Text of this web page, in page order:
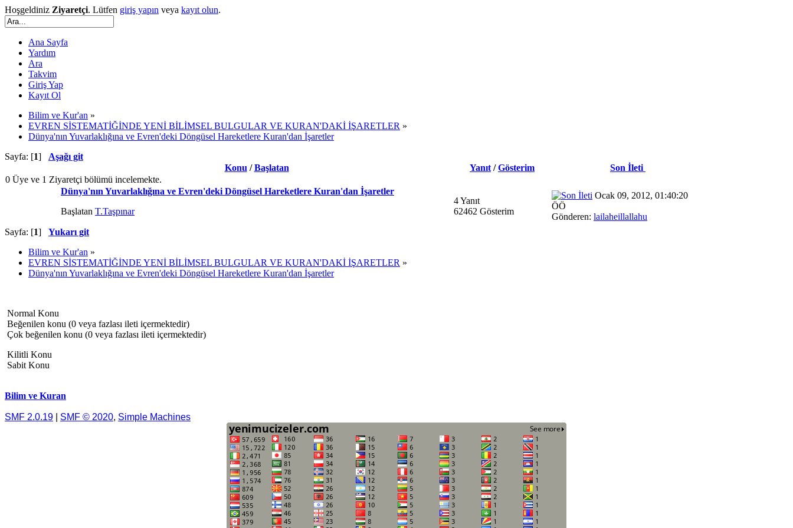
Hoşgeldiniz Ziyaretçi. Lütfen giriş yapın veya kayıt olun.
Ana Sayfa
Yardım
Ara
Takvim
Giriş Yap
Kayıt Ol
Bilim ve Kur'an »
EVREN SİSTEMATİĞİNDE YENİ BİLİMSEL BULGULAR VE KURAN'DAKİ İŞARETLER »
Dünya'nın Yuvarlaklığına ve Evren'deki Döngüsel Hareketlere Kuran'dan İşaretler
Sayfa: [1] Aşağı git
Konu /Başlatan Yanıt /Gösterim
Son İleti
0 Üye ve 1 Ziyaretçi bölümü incelemekte.
Dünya'nın Yuvarlaklığına ve Evren'deki Döngüsel Hareketlere Kuran'dan İşaretler
Başlatan T.Taşpınar
4 Yanıt
62462 Gösterim
Ocak 09, 2012, 01:40:20
ÖÖ
Gönderen: lailaheillallahu
Sayfa: [1] Yukarı git
Bilim ve Kur'an »
EVREN SİSTEMATİĞİNDE YENİ BİLİMSEL BULGULAR VE KURAN'DAKİ İŞARETLER »
Dünya'nın Yuvarlaklığına ve Evren'deki Döngüsel Hareketlere Kuran'dan İşaretler
Normal Konu
Beğenilen konu (0 veya fazlası ileti içermektedir)
Çok beğenilen konu (0 veya fazlası ileti içermektedir)
Kilitli Konu
Sabit Konu
Bilim ve Kuran
SMF 2.0.19 SMF © 2020, Simple Machines